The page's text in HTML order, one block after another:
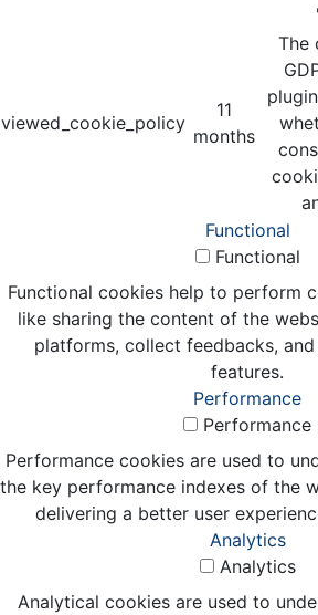
viewed_cookie_policy
11
months
The
Functional
Functional
Functional cookies help to perform
like sharing the content of the
platforms, collect feedbacks,
features.
Performance
Performance
Performance cookies are used to
the key performance indexes of the
delivering a better user
Analytics
Analytics
Analytical cookies are used to